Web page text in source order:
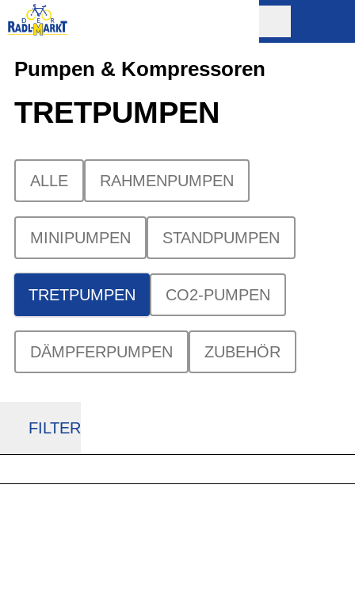
Pumpen & Kompressoren
TRETPUMPEN
ALLE RAHMENPUMPEN
MINIPUMPEN STANDPUMPEN
TRETPUMPEN CO2-PUMPEN
DÄMPFERPUMPEN ZUBEHÖR
FILTER